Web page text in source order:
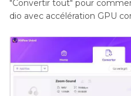
"Convertir tout" pour
dio avec accélération GPU